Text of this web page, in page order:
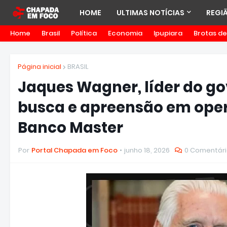
HOME ULTIMAS NOTÍCIAS
Home Brasil Política Economia Ipupiara Brotas
Página inicial BRASIL
Jaques Wagner, líder do
busca e apreensão em
Banco Master
Por Portal Chapada em Foco junho 18, 2026 0